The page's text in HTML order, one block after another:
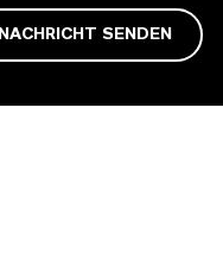
NACHRICHT SENDEN